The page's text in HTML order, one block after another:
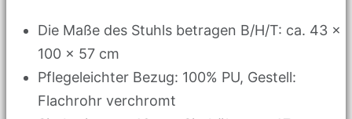
Die Maße des Stuhls betragen B/H/T: ca. 43 x
100 x 57 cm
Pflegeleichter Bezug: 100% PU, Gestell:
Flachrohr verchromt